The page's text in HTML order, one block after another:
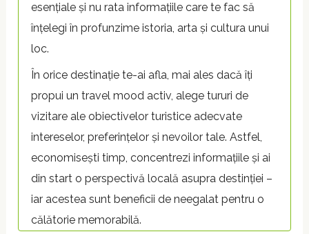
esențiale și nu rata informațiile care te fac să
înțelegi în profunzime istoria, arta și cultura unui
loc.
În orice destinație te-ai afla, mai ales dacă îți
propui un travel mood activ, alege tururi de
vizitare ale obiectivelor turistice adecvate
intereselor, preferințelor și nevoilor tale. Astfel,
economisești timp, concentrezi informațiile și ai
din start o perspectivă locală asupra destinției –
iar acestea sunt beneficii de neegalat pentru o
călătorie memorabilă.